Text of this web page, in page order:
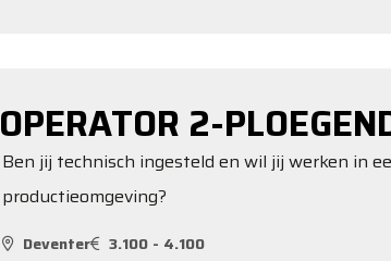
OPERATOR 2-
Ben jij technisch ingesteld en wil jij werken in
productieomgeving?
Deventer 3.100 - 4.100